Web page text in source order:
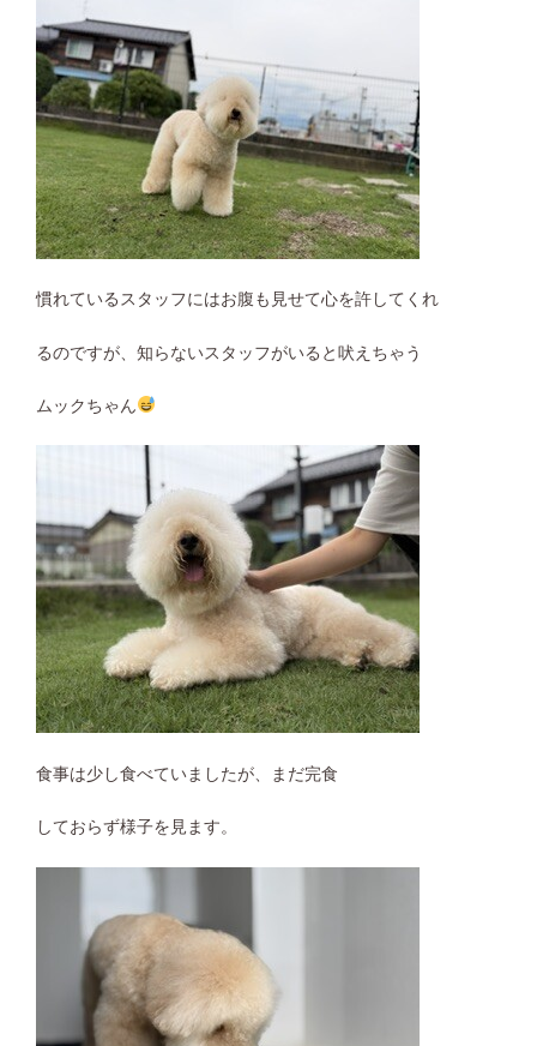
慣れているスタッフにはお腹も見せて心を許してくれ
るのですが、知らないスタッフがいると吠えちゃう
ムックちゃん
食事は少し食べていましたが、まだ完食
しておらず様子を見ます。